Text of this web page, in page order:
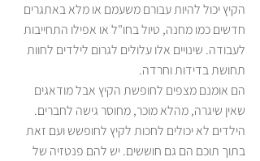
הקיץ יכול להיות עבורם משעמם או מלא באתגרים
חדשים כמו מחנה, טיול בחו"ל או אפילו התחייבות
לעבודה. שינויים אלו עלולים לגרום לילדים לחוות
תחושת בדידות וחרדה.
הם אומנם מצפים לחופשת הקיץ אבל מודאגים
שאין שיגרה, מהלא מוכר, מחוסר גישה לחברים.
הילדים לא יכולים לחכות לקיץ לחופשש ועם זאת
בתוך תוכם הם גם חוששים. יש להם פנטזיה של